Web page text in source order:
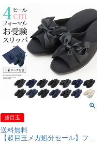
超目玉
送料無料
【超目玉メガ処分セール】フォーマル ヒール黒スリッパ ポーチ付きTAK